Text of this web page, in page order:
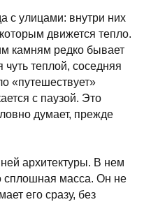
с улицами: внутри них
движется тепло.
камням редко бывает
теплой, соседняя
«путешествует»
с паузой. Это
думает, прежде
архитектуры. В нем
сплошная масса. Он не
его сразу, без